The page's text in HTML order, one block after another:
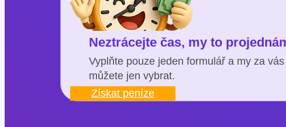
Neztrácejte čas, my to
Vyplňte pouze jeden formulář a my za
můžete jen vybrat.
Získat peníze